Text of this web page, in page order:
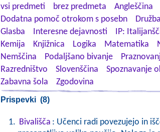
vsi predmeti
brez predmeta Angleščina
Dodatna pomoč otrokom s posebn
Družba
Glasba
Interesne dejavnosti IP:
Kemija
Knjižnica Logika Matematika
Nemščina
Podaljšano bivanje
Razredništvo
Slovenščina Spoznavanje
Zabavna šola
Zgodovina
Prispevki (8)
Bivališča : Učenci radi povezujejo in